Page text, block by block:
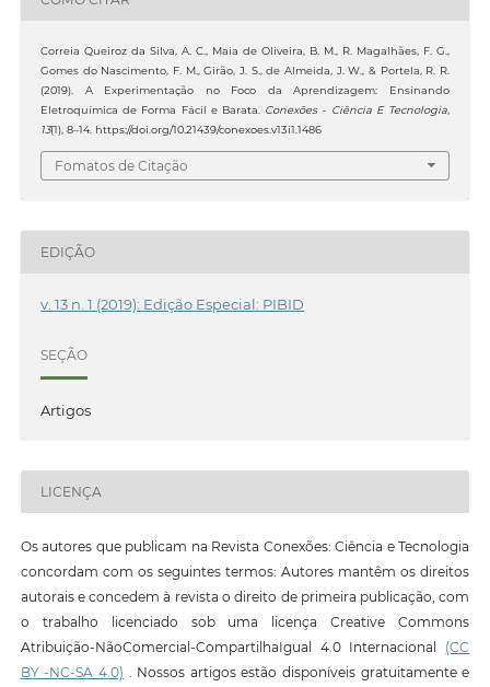
Correia Queiroz da Silva, A. C., Maia de Oliveira, B. M., R. Magalhães, F. G.,
Gomes do Nascimento, F. M., Girão, J. S., de Almeida, J. W., & Portela, R. R.
(2019). A Experimentação no Foco da Aprendizagem: Ensinando
Eletroquímica de Forma Fácil e Barata. Conexões - Ciência E Tecnologia,
13(1), 8–14. https://doi.org/10.21439/conexoes.v13i1.1486
Fomatos de Citação
EDIÇÃO
v. 13 n. 1 (2019): Edição Especial: PIBID
SEÇÃO
Artigos
LICENÇA
Os autores que publicam na Revista Conexões: Ciência e Tecnologia
concordam com os seguintes termos: Autores mantêm os direitos
autorais e concedem à revista o direito de primeira publicação, com
o trabalho licenciado sob uma licença Creative Commons
Atribuição-NãoComercial-CompartilhaIgual 4.0 Internacional (CC
BY -NC-SA 4.0) . Nossos artigos estão disponíveis gratuitamente e